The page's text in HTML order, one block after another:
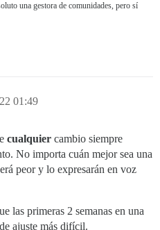
una gestora de comunidades, pero sí
01:49
cualquier cambio siempre
No importa cuán mejor sea una
peor y lo expresarán en voz
las primeras 2 semanas en una
ajuste más difícil.